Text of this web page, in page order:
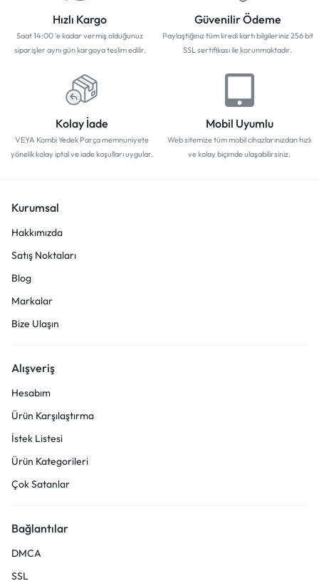
Hızlı Kargo
Saat 14:00 'e kadar vermiş olduğunuz
siparişler aynı gün kargoya teslim edilir.
Güvenilir Ödeme
Paylaştığınız tüm kredi kartı bilgileriniz 256 bit
SSL sertifikası ile korunmaktadır.
Kolay İade
VEYA Kombi Yedek Parça memnuniyete
yönelik kolay iptal ve iade koşulları uygular.
Mobil Uyumlu
Web sitemize tüm mobil cihazlarınızdan hızlı
ve kolay biçimde ulaşabilirsiniz.
Kurumsal
Hakkımızda
Satış Noktaları
Blog
Markalar
Bize Ulaşın
Alışveriş
Hesabım
Ürün Karşılaştırma
İstek Listesi
Ürün Kategorileri
Çok Satanlar
Bağlantılar
DMCA
SSL